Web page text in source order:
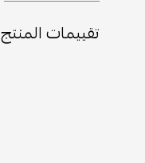
تقييمات المنتج